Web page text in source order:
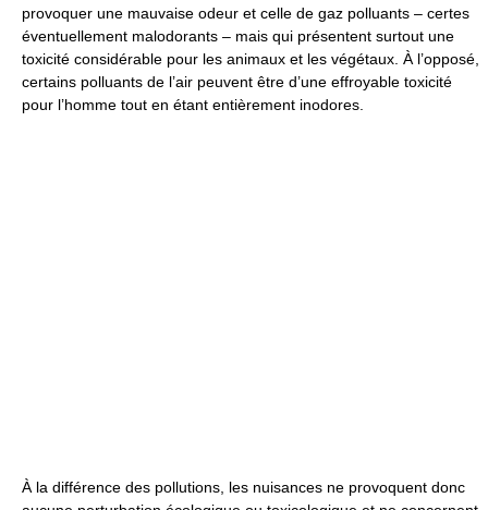
provoquer une mauvaise odeur et celle de gaz polluants – certes
éventuellement malodorants – mais qui présentent surtout une
toxicité considérable pour les animaux et les végétaux. À l’opposé,
certains polluants de l’air peuvent être d’une effroyable toxicité
pour l’homme tout en étant entièrement inodores.
À la différence des pollutions, les nuisances ne provoquent donc